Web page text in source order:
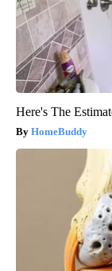
Here's The
HomeBuddy